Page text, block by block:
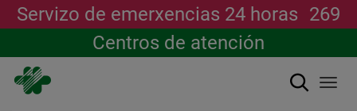
Servizo de emerxencias 24 horas 269
Centros de atención
Buscar